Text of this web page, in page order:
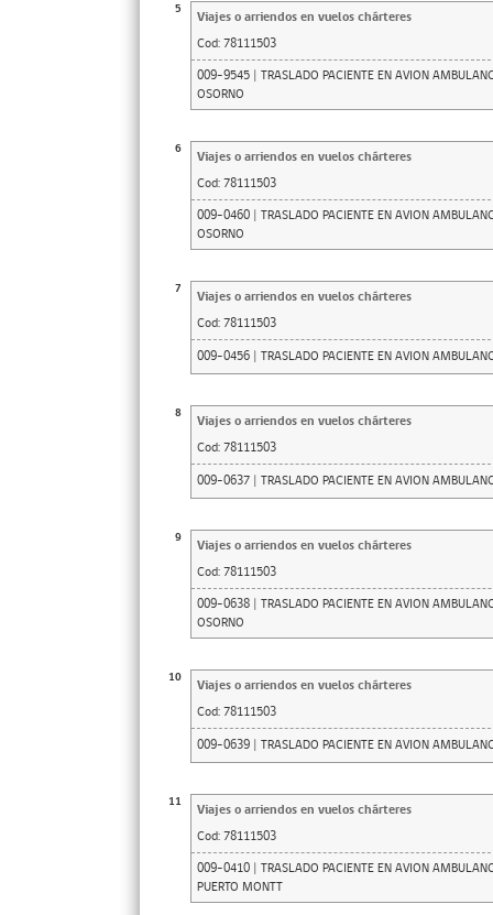
5
Viajes o arriendos en vuelos chárteres
Cod: 78111503
009-9545 | TRASLADO PACIENTE EN AVION
OSORNO
6
Viajes o arriendos en vuelos chárteres
Cod: 78111503
009-0460 | TRASLADO PACIENTE EN AVION
OSORNO
7
Viajes o arriendos en vuelos chárteres
Cod: 78111503
009-0456 | TRASLADO PACIENTE EN AVION
8
Viajes o arriendos en vuelos chárteres
Cod: 78111503
009-0637 | TRASLADO PACIENTE EN AVION
9
Viajes o arriendos en vuelos chárteres
Cod: 78111503
009-0638 | TRASLADO PACIENTE EN AVION
OSORNO
10
Viajes o arriendos en vuelos chárteres
Cod: 78111503
009-0639 | TRASLADO PACIENTE EN AVION
11
Viajes o arriendos en vuelos chárteres
Cod: 78111503
009-0410 | TRASLADO PACIENTE EN AVION
PUERTO MONTT